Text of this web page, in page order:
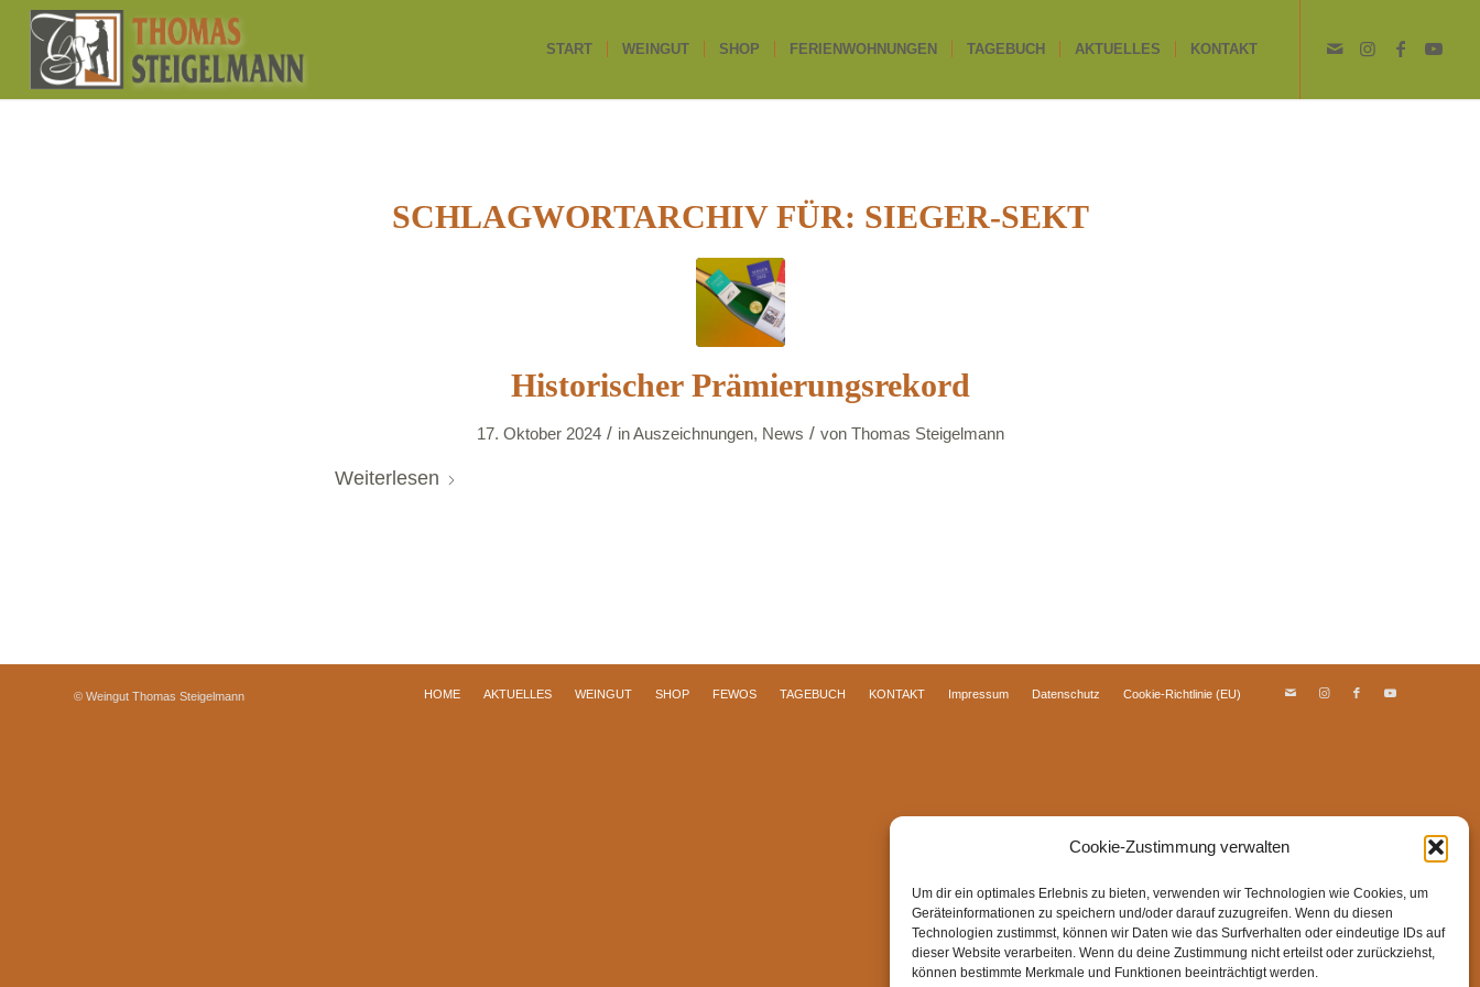
Cookie-Zustimmung verwalten
Um dir ein optimales Erlebnis zu bieten, verwenden wir Technologien wie Cookies, um
Geräteinformationen zu speichern und/oder darauf zuzugreifen. Wenn du diesen
Technologien zustimmst, können wir Daten wie das Surfverhalten oder eindeutige IDs auf
dieser Website verarbeiten. Wenn du deine Zustimmung nicht erteilst oder zurückziehst,
können bestimmte Merkmale und Funktionen beeinträchtigt werden.
START WEINGUT SHOP FERIENWOHNUNGEN TAGEBUCH AKTUELLES KONTAKT
SCHLAGWORTARCHIV FÜR: SIEGER-SEKT
Historischer Prämierungsrekord
17. Oktober 2024 / inAuszeichnungen, News / von Thomas Steigelmann
Weiterlesen
© Weingut Thomas Steigelmann HOME AKTUELLES WEINGUT SHOP FEWOS TAGEBUCH KONTAKT Impressum Datenschutz Cookie-Richtlinie (EU)